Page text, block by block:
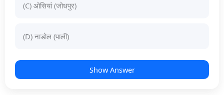
(C) ओसियां (जोधपुर)
(D) नाडोल (पाली)
Show Answer